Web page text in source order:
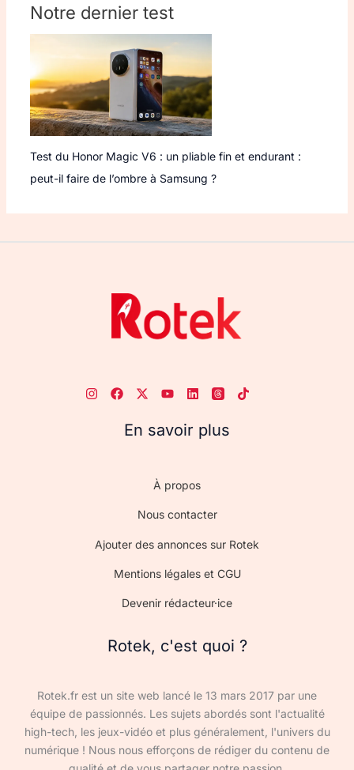
Notre dernier test
Test du Honor Magic V6 : un pliable fin et endurant :
peut-il faire de l’ombre à Samsung ?
En savoir plus
À propos
Nous contacter
Ajouter des annonces sur Rotek
Mentions légales et CGU
Devenir rédacteur·ice
Rotek, c'est quoi ?
Rotek.fr est un site web lancé le 13 mars 2017 par une
équipe de passionnés. Les sujets abordés sont l'actualité
high-tech, les jeux-vidéo et plus généralement, l'univers du
numérique ! Nous nous efforçons de rédiger du contenu de